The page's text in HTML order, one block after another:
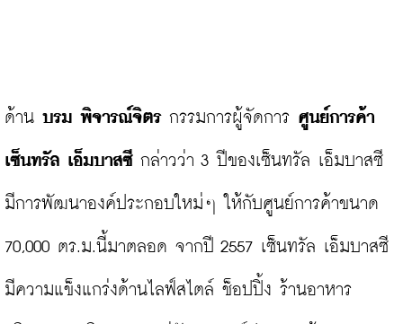
ด้าน บรม พิจารณ์จิตร กรรมการผู้จัดการ ศูนย์การค้า
เซ็นทรัล เอ็มบาสซี กล่าวว่า 3 ปีของเซ็นทรัล เอ็มบาสซี
มีการพัฒนาองค์ประกอบใหม่ๆ ให้กับศูนย์การค้าขนาด
70,000 ตร.ม.นี้มาตลอด จากปี 2557 เซ็นทรัล เอ็มบาสซี
มีความแข็งแกร่งด้านไลฟ์สไตล์ ช็อปปิ้ง ร้านอาหาร